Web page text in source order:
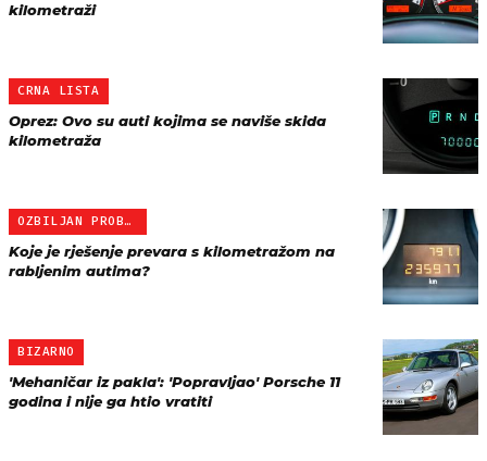
kilometraži
CRNA LISTA
Oprez: Ovo su auti kojima se naviše skida
kilometraža
OZBILJAN PROBLEM
Koje je rješenje prevara s kilometražom na
rabljenim autima?
BIZARNO
'Mehaničar iz pakla': 'Popravljao' Porsche 11
godina i nije ga htio vratiti